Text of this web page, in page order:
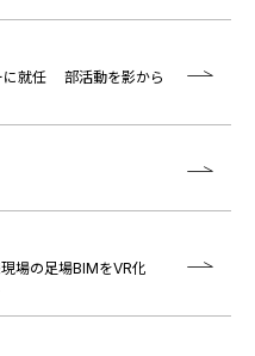
に就任 部活動を影から
場の足場BIMをVR化